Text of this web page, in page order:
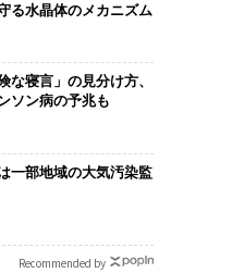
水晶体のメカニズム
な寝言」の見分け方、
ソン病の予兆も
一部地域の大気汚染監
Recommended by